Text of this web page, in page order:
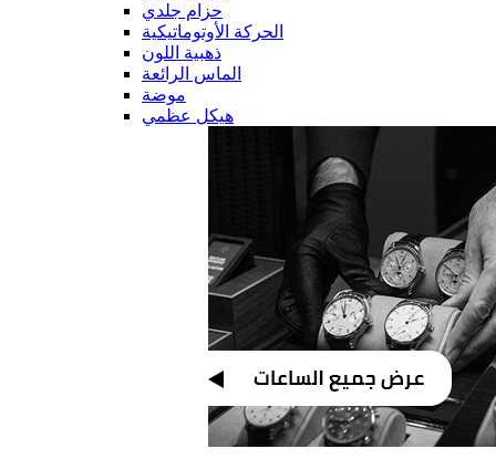
حزام جلدي
الحركة الأوتوماتيكية
ذهبية اللون
الماس الرائعة
موضة
هيكل عظمي